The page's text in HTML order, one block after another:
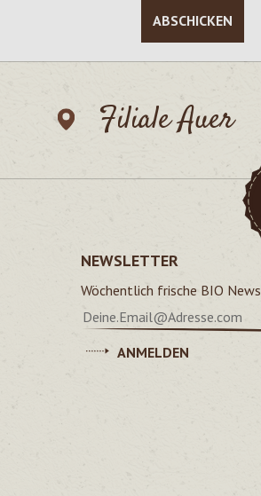
ABSCHICKEN
Filiale Auer
NEWSLETTER
Wöchentlich frische BIO News
ANMELDEN